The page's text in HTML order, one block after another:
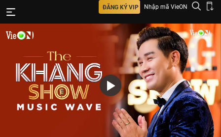
ĐĂNG KÝ VIP Nhập mã VieON